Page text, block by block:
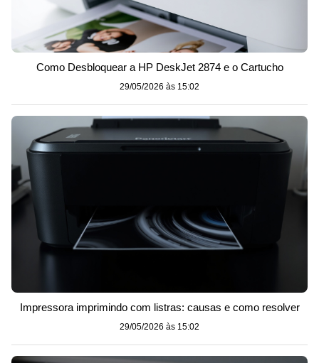
Como Desbloquear a HP DeskJet 2874 e o Cartucho
29/05/2026 às 15:02
Impressora imprimindo com listras: causas e como resolver
29/05/2026 às 15:02